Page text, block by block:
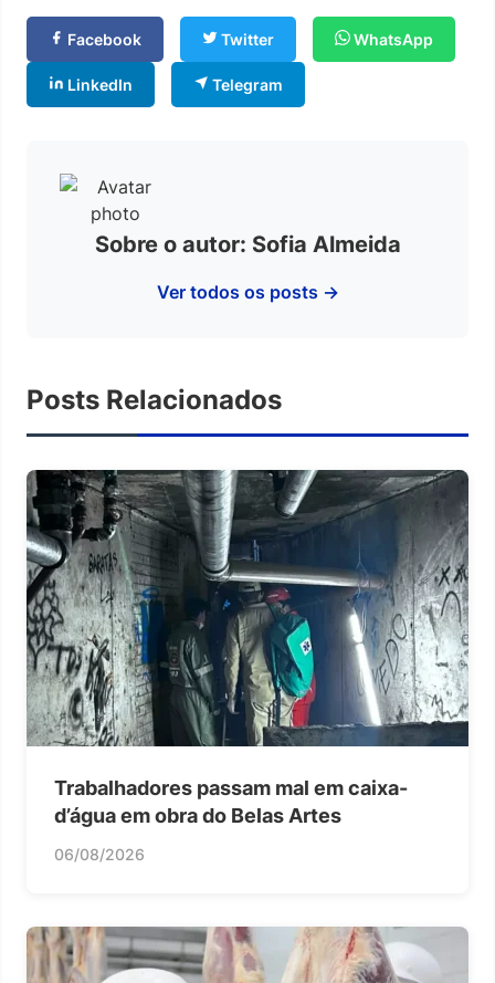
Facebook Twitter WhatsApp
LinkedIn Telegram
Sobre o autor: Sofia Almeida
Ver todos os posts →
Posts Relacionados
Trabalhadores passam mal em caixa-
d’água em obra do Belas Artes
06/08/2026